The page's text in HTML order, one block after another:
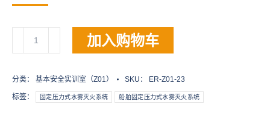
定
力
加入购物车
分类： 基本安全实训室（Z01） SKU： ER-Z01-23
标签： 固定压力式水雾灭火系统 船舶固定压力式水雾灭火系统